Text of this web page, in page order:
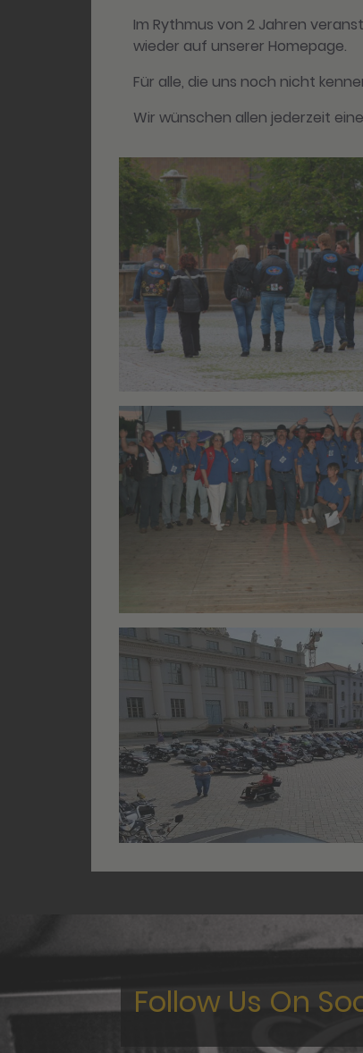
Im Rythmus von 2 Jahren
wieder auf unserer Homepage.
Für alle, die uns noch nicht
Wir wünschen allen jederzeit
Follow Us On